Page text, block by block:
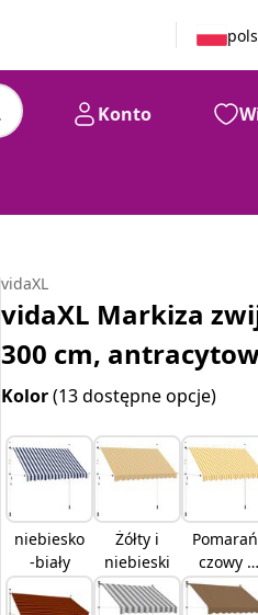
Konto
vidaXL
vidaXL Markiza
300 cm,
Kolor(13 dostępne opcje)
niebiesko
-biały
Żółty i
niebieski
Pomarań
czowy i
biały